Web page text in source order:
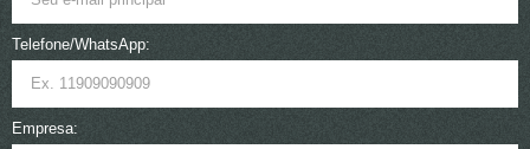
Telefone/WhatsApp:
Empresa: